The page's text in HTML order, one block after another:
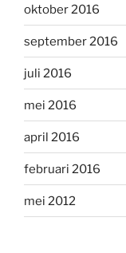
oktober 2016
september 2016
juli 2016
mei 2016
april 2016
februari 2016
mei 2012